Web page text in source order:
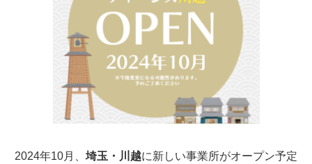
2024年10月、 埼玉・川越に新しい事業所がオープン予定